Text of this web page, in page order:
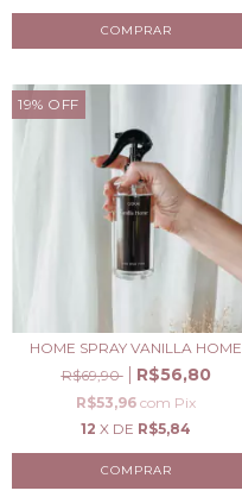
COMPRAR
19% OFF
HOME SPRAY VANILLA HOME
R$69,90
R$56,80
R$53,96 com Pix
12 X DE R$5,84